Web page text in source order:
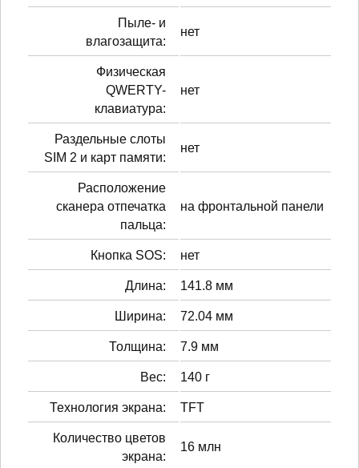
Пыле- и
влагозащита:
нет
Физическая
QWERTY-
клавиатура:
нет
Раздельные слоты
SIM 2 и карт памяти:
нет
Расположение
сканера отпечатка
пальца:
на фронтальной панели
Кнопка SOS: нет
Длина: 141.8 мм
Ширина: 72.04 мм
Толщина: 7.9 мм
Вес: 140 г
Технология экрана: TFT
Количество цветов
экрана:
16 млн